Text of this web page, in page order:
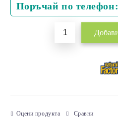
Поръчай по телефон:
Оцени продукта Сравни